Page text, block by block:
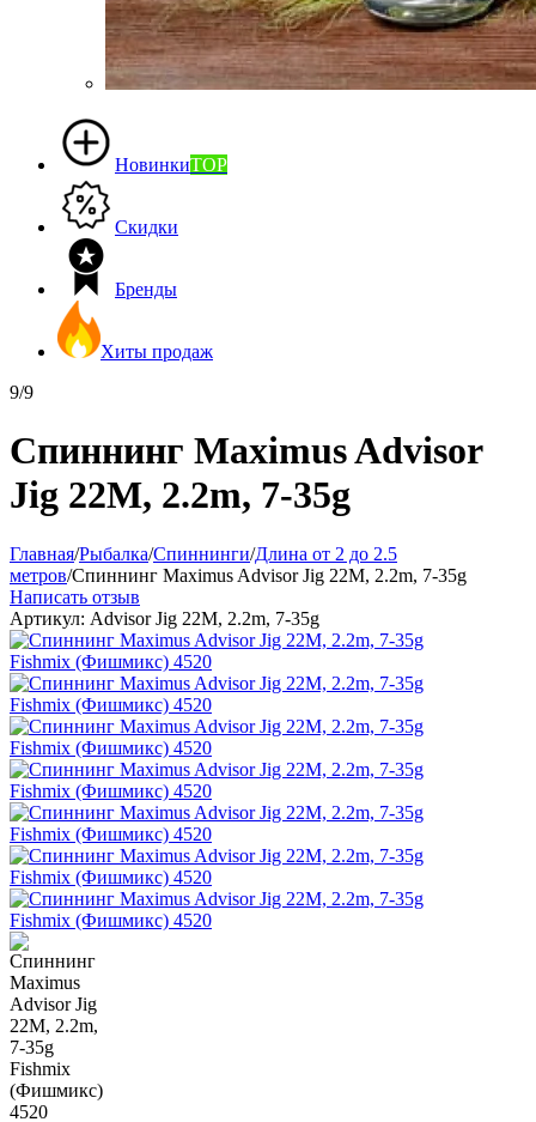
НовинкиTOP
Скидки
Бренды
Хиты продаж
9/9
Спиннинг Maximus Advisor
Jig 22M, 2.2m, 7-35g
Главная/Рыбалка/Спиннинги/Длина от 2 до 2.5
метров/Спиннинг Maximus Advisor Jig 22M, 2.2m, 7-35g
Написать отзыв
Артикул: Advisor Jig 22M, 2.2m, 7-35g